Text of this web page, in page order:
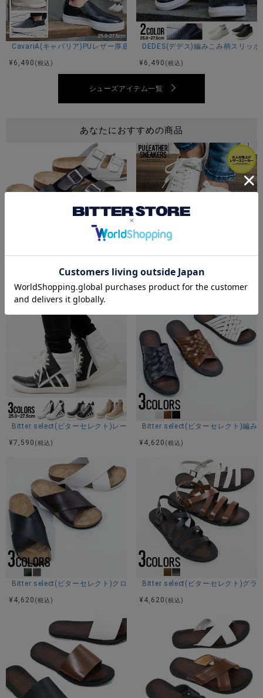
CavariA(キャバリア)PUレザー厚底スリッポン/全6色
¥ 6,490 (税込)
DEDES(デデス)編みこみ柄スリッ
¥ 6,490 (税込)
シューズアイテム一覧
あなたにおすすめの商品
Bitter select(ビターセレクト)ダブルベルト コンフォートサンダル/全3色
4,620(税込)
Bitter select(ビターセレクト)PUレ
¥6,930(税込)
Bitter select(ビターセレクト)レースアップハイカットスニーカー/全3色
¥7,590 (税込)
Bitter select(ビターセレクト)編み
¥ 4,620 (税込)
Bitter select(ビターセレクト)クロスベルト コンフォートサンダル/全3色
¥ 4,620 (税込)
Bitter select(ビターセレクト)グラ
¥ 4,620 (税込)